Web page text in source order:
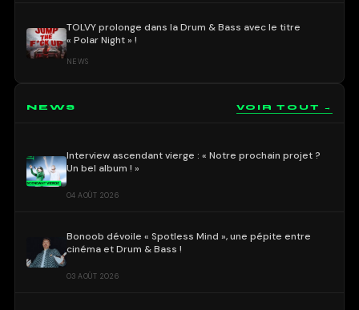
TOLVY prolonge dans la Drum & Bass avec le titre
« Polar Night » !
NEWS
NEWS VOIR TOUT →
Interview ascendant vierge : « Notre prochain projet ?
Un bel album ! »
04 AOÛT 2026
Bonoob dévoile « Spotless Mind », une pépite entre
cinéma et Drum & Bass !
03 AOÛT 2026